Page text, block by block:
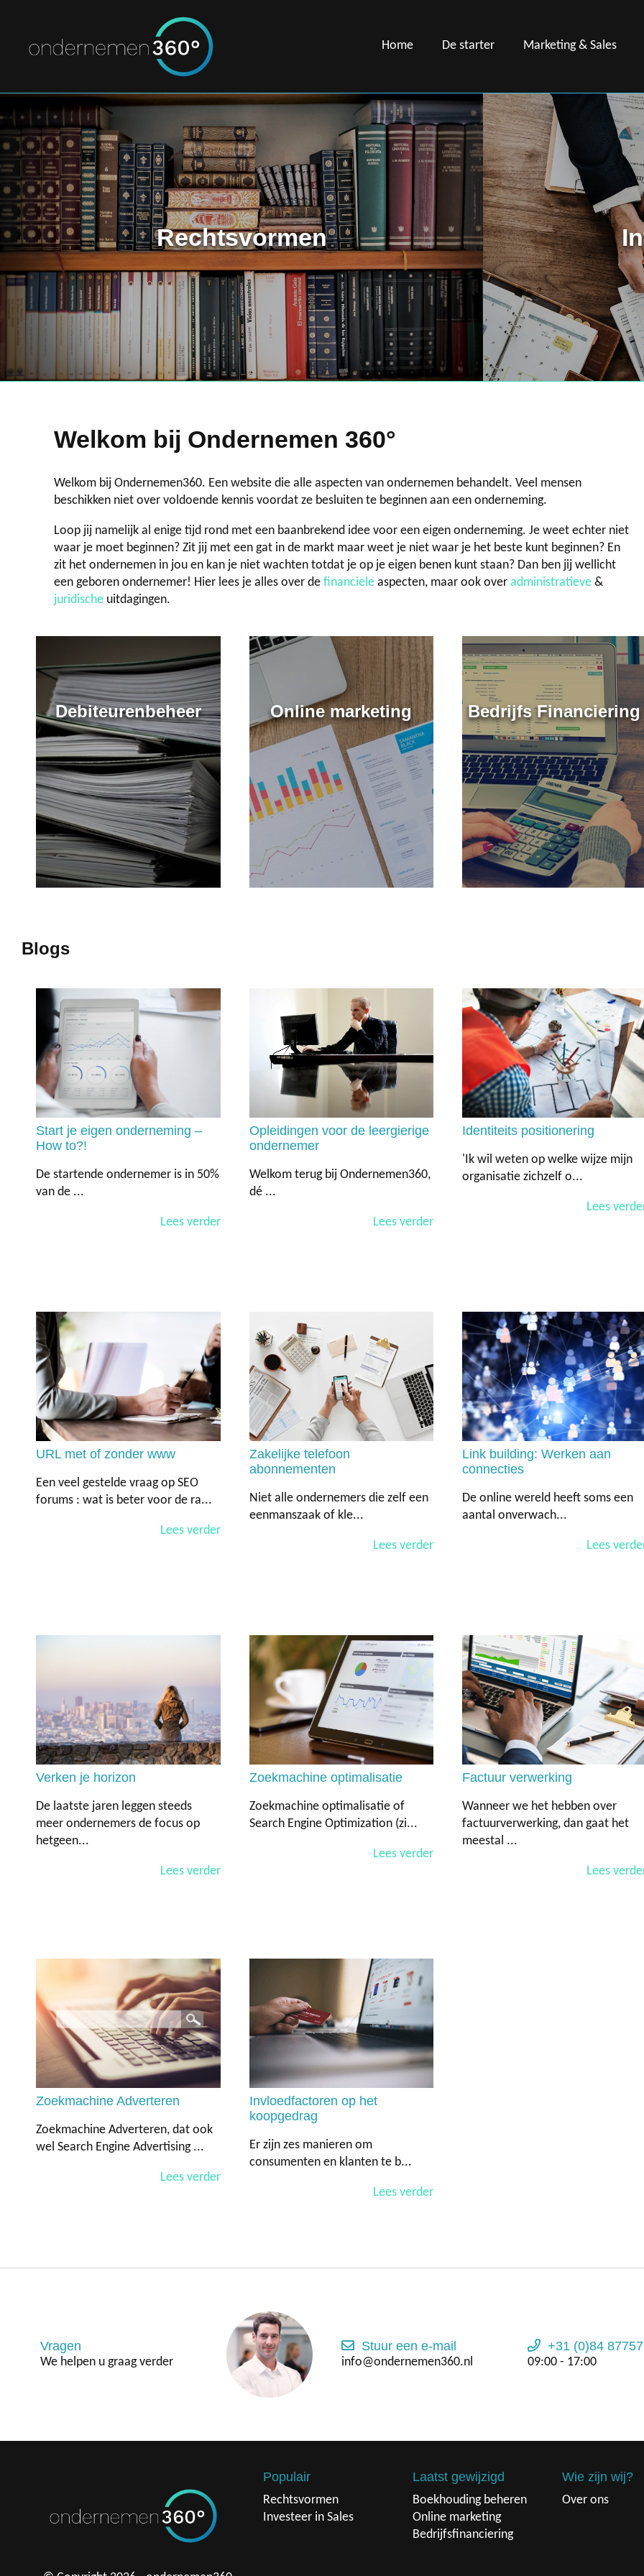
Home De starter Marketing & Sales
Rechtsvormen
Welkom bij Ondernemen 360°
Welkom bij Ondernemen360. Een website die alle aspecten van ondernemen behandelt. Veel mensen
beschikken niet over voldoende kennis voordat ze besluiten te beginnen aan een onderneming.
Loop jij namelijk al enige tijd rond met een baanbrekend idee voor een eigen onderneming. Je weet echter niet
waar je moet beginnen? Zit jij met een gat in de markt maar weet je niet waar je het beste kunt beginnen? En
zit het ondernemen in jou en kan je niet wachten totdat je op je eigen benen kunt staan? Dan ben jij wellicht
een geboren ondernemer! Hier lees je alles over de financieleaspecten, maar ook over administratieve&
juridischeuitdagingen.
Debiteurenbeheer Online marketing Bedrijfs Financiering
Blogs
Start je eigen onderneming –
How to?!
De startende ondernemer is in 50%
van de ...
Lees verder
Opleidingen voor de leergierige
ondernemer
Welkom terug bij Ondernemen360,
dé ...
Lees verder
Identiteits positionering
'Ik wil weten op welke wijze mijn
organisatie zichzelf o...
Lees
URL met of zonder www
Een veel gestelde vraag op SEO
forums : wat is beter voor de ra...
Lees verder
Zakelijke telefoon
abonnementen
Niet alle ondernemers die zelf een
eenmanszaak of kle...
Lees verder
Link building: Werken aan
connecties
De online wereld heeft soms een
aantal onverwach...
Lees
Verken je horizon
De laatste jaren leggen steeds
meer ondernemers de focus op
hetgeen...
Lees verder
Zoekmachine optimalisatie
Zoekmachine optimalisatie of
Search Engine Optimization (zi...
Lees verder
Factuur verwerking
Wanneer we het hebben over
factuurverwerking, dan gaat het
meestal ...
Lees
Zoekmachine Adverteren
Zoekmachine Adverteren, dat ook
wel Search Engine Advertising ...
Lees verder
Invloedfactoren op het
koopgedrag
Er zijn zes manieren om
consumenten en klanten te b...
Lees verder
Vragen
We helpen u graag verder
Stuur een e-mail
info@ondernemen360.nl
+31 (0)84
09:00 - 17:00
Populair
Rechtsvormen
Investeer in Sales
Laatst gewijzigd
Boekhouding beheren
Online marketing
Bedrijfsfinanciering
Wie zijn wij?
Over ons